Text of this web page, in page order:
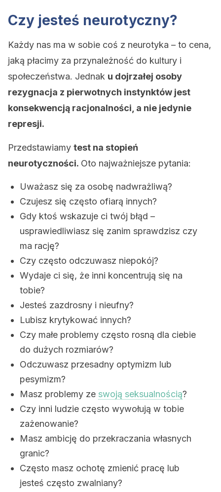
Czy jesteś neurotyczny?
Każdy nas ma w sobie coś z neurotyka – to cena,
jaką płacimy za przynależność do kultury i
społeczeństwa. Jednak u dojrzałej osoby
rezygnacja z pierwotnych instynktów jest
konsekwencją racjonalności, a nie jedynie
represji.
Przedstawiamy test na stopień
neurotyczności. Oto najważniejsze pytania:
Uważasz się za osobę nadwrażliwą?
Czujesz się często ofiarą innych?
Gdy ktoś wskazuje ci twój błąd –
usprawiedliwiasz się zanim sprawdzisz czy
ma rację?
Czy często odczuwasz niepokój?
Wydaje ci się, że inni koncentrują się na
tobie?
Jesteś zazdrosny i nieufny?
Lubisz krytykować innych?
Czy małe problemy często rosną dla ciebie
do dużych rozmiarów?
Odczuwasz przesadny optymizm lub
pesymizm?
Masz problemy ze swoją seksualnością?
Czy inni ludzie często wywołują w tobie
zażenowanie?
Masz ambicję do przekraczania własnych
granic?
Często masz ochotę zmienić pracę lub
jesteś często zwalniany?